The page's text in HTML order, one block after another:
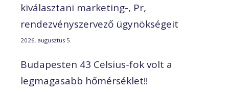
kiválasztani marketing-, Pr,
rendezvényszervező ügynökségeit
2026. augusztus 5.
Budapesten 43 Celsius-fok volt a
legmagasabb hőmérséklet!!